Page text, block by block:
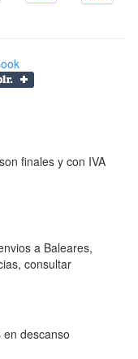
finales y con IVA
a Baleares,
consultar
descanso